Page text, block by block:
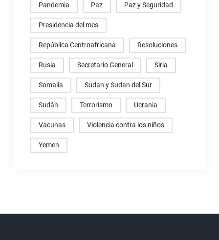
Pandemia Paz Paz y Seguridad
Presidencia del mes
República Centroafricana Resoluciones
Rusia Secretario General Siria
Somalia Sudan y Sudan del Sur
Sudán Terrorismo Ucrania
Vacunas Violencia contra los niños
Yemen